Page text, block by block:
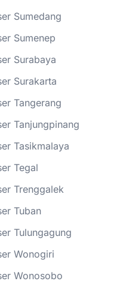
Sumedang
Sumenep
Surabaya
Surakarta
Tangerang
Tanjungpinang
Tasikmalaya
Tegal
Trenggalek
Tuban
Tulungagung
Wonogiri
Wonosobo